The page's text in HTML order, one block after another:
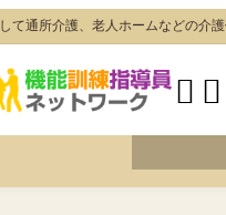
 